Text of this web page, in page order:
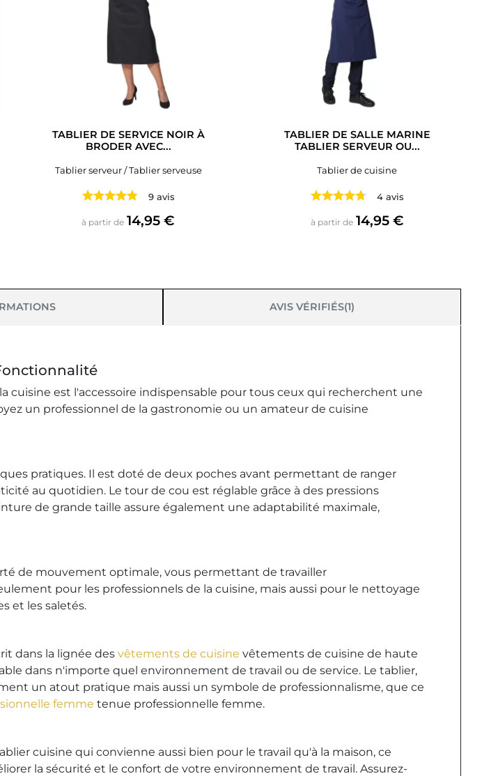
TABLIER DE SERVICE NOIR À
BRODER AVEC...
Tablier serveur / Tablier serveuse
9 avis
à partir de Prix
14,95 €
TABLIER DE SALLE MARINE
TABLIER SERVEUR OU...
Tablier de cuisine
4 avis
à partir de Prix
14,95 €
AVIS VÉRIFIÉS(1)
cuisine est l'accessoire indispensable pour tous ceux qui recherchent une
un professionnel de la gastronomie ou un amateur de cuisine
pratiques. Il est doté de deux poches avant permettant de ranger
au quotidien. Le tour de cou est réglable grâce à des pressions
de grande taille assure également une adaptabilité maximale,
de mouvement optimale, vous permettant de travailler
pour les professionnels de la cuisine, mais aussi pour le nettoyage
et les saletés.
dans la lignée des vêtements de cuisine vêtements de cuisine de haute
dans n'importe quel environnement de travail ou de service. Le tablier,
un atout pratique mais aussi un symbole de professionnalisme, que ce
femme tenue professionnelle femme.
cuisine qui convienne aussi bien pour le travail qu'à la maison, ce
la sécurité et le confort de votre environnement de travail. Assurez-